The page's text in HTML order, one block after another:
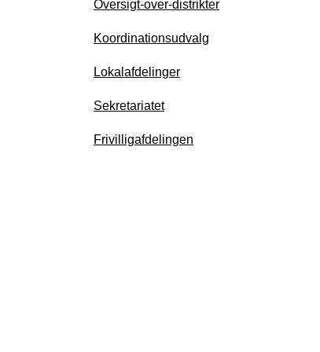
Oversigt-over-distrikter
Koordinationsudvalg
Lokalafdelinger
Sekretariatet
Frivilligafdelingen